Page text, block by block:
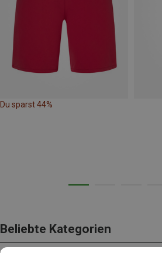
Du sparst 44%
Beliebte Kategorien